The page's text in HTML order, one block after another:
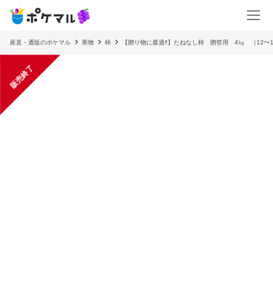
産直・通販のポケマル 果物 柿 【贈り物に最適‼️】たねなし柿 贈答用 4㎏ （12〜
販売終了